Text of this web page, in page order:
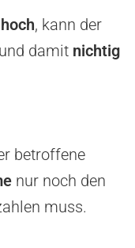
, kann der
und damit nichtig
betroffene
nur noch den
muss.